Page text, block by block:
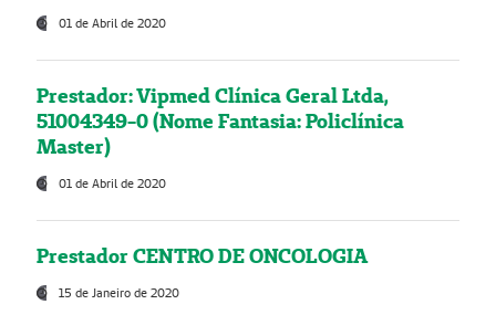
01 de Abril de 2020
Prestador: Vipmed Clínica Geral Ltda,
51004349-0 (Nome Fantasia: Policlínica
Master)
01 de Abril de 2020
Prestador CENTRO DE ONCOLOGIA
15 de Janeiro de 2020